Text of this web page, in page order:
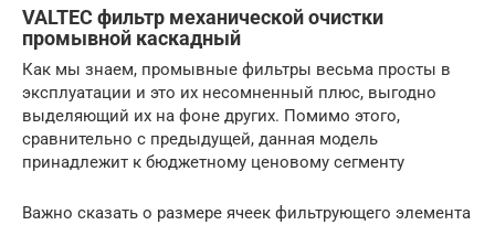
VALTEC фильтр механической очистки
промывной каскадный
Как мы знаем, промывные фильтры весьма просты в
эксплуатации и это их несомненный плюс, выгодно
выделяющий их на фоне других. Помимо этого,
сравнительно с предыдущей, данная модель
принадлежит к бюджетному ценовому сегменту
Важно сказать о размере ячеек фильтрующего элемента